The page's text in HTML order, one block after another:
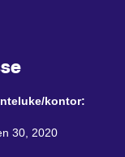
kontor:
30, 2020